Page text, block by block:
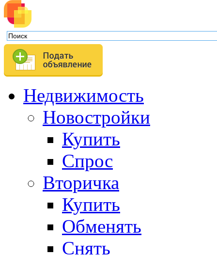
Недвижимость
Новостройки
Купить
Спрос
Вторичка
Купить
Обменять
Снять